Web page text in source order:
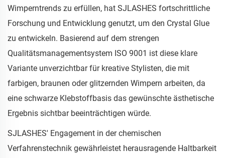
Wimperntrends zu erfüllen, hat SJLASHES fortschrittliche
Forschung und Entwicklung genutzt, um den Crystal Glue
zu entwickeln. Basierend auf dem strengen
Qualitätsmanagementsystem ISO 9001 ist diese klare
Variante unverzichtbar für kreative Stylisten, die mit
farbigen, braunen oder glitzernden Wimpern arbeiten, da
eine schwarze Klebstoffbasis das gewünschte ästhetische
Ergebnis sichtbar beeinträchtigen würde.
SJLASHES' Engagement in der chemischen
Verfahrenstechnik gewährleistet herausragende Haltbarkeit